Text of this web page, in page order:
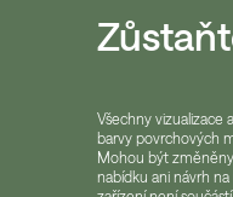
Všechny vizualizace
barvy povrchových
Mohou být
nabídku ani návrh